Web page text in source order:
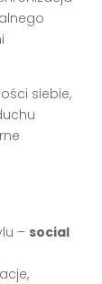
siebie,
– social